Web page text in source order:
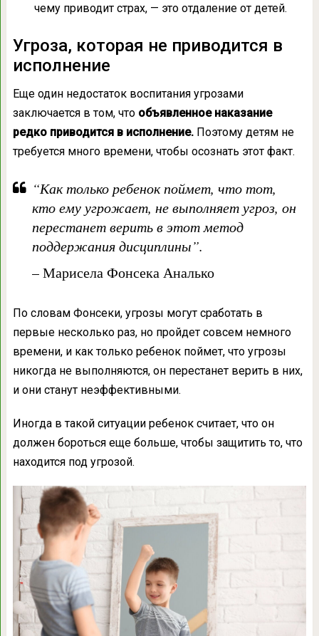
чему приводит страх, — это отдаление от детей.
Угроза, которая не приводится в
исполнение
Еще один недостаток воспитания угрозами
заключается в том, что объявленное наказание
редко приводится в исполнение.Поэтому детям не
требуется много времени, чтобы осознать этот факт.
“Как только ребенок поймет, что тот,
кто ему угрожает, не выполняет угроз, он
перестанет верить в этот метод
поддержания дисциплины”.
– Марисела Фонсека Аналько
По словам Фонсеки, угрозы могут сработать в
первые несколько раз, но пройдет совсем немного
времени, и как только ребенок поймет, что угрозы
никогда не выполняются, он перестанет верить в них,
и они станут неэффективными.
Иногда в такой ситуации ребенок считает, что он
должен бороться еще больше, чтобы защитить то, что
находится под угрозой.